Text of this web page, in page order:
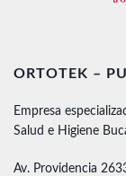
ORTOTEK –
Empresa
Salud e Higiene
Av. Providencia